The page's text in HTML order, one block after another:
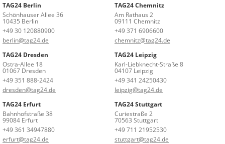
TAG24 Berlin
Schönhauser Allee 36
10435 Berlin
+49 30 120880900
berlin@tag24.de
TAG24 Chemnitz
Am Rathaus 2
09111 Chemnitz
+49 371 6906600
chemnitz@tag24.de
TAG24 Dresden
Ostra-Allee 18
01067 Dresden
+49 351 888-2424
dresden@tag24.de
TAG24 Leipzig
Karl-Liebknecht-Straße 8
04107 Leipzig
+49 341 24250430
leipzig@tag24.de
TAG24 Erfurt
Bahnhofstraße 38
99084 Erfurt
+49 361 34947880
erfurt@tag24.de
TAG24 Stuttgart
Curiestraße 2
70563 Stuttgart
+49 711 21952530
stuttgart@tag24.de